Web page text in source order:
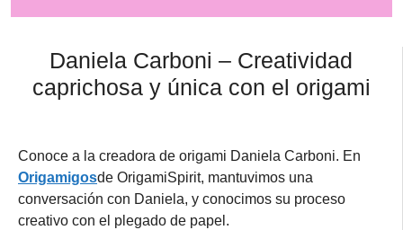
Daniela Carboni – Creatividad
caprichosa y única con el origami
Conoce a la creadora de origami Daniela Carboni. En
Origamigosde OrigamiSpirit, mantuvimos una
conversación con Daniela, y conocimos su proceso
creativo con el plegado de papel.